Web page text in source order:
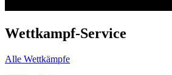
Wettkampf-Service
Alle Wettkämpfe